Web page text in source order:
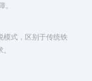
模式，区别于传统铁